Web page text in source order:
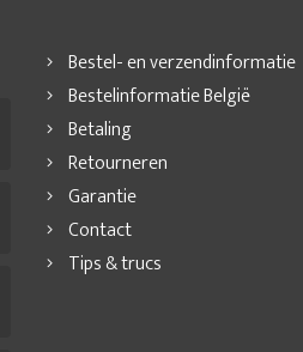
Bestel- en verzendinformatie
Bestelinformatie België
Betaling
Retourneren
Garantie
Contact
Tips & trucs